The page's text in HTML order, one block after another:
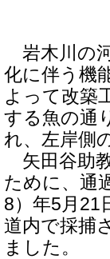
岩木川の
化に伴う機
よって改築
する魚の通
れ、左岸側
矢田谷助
ために、通
8）年5月21
道内で採捕
ました。